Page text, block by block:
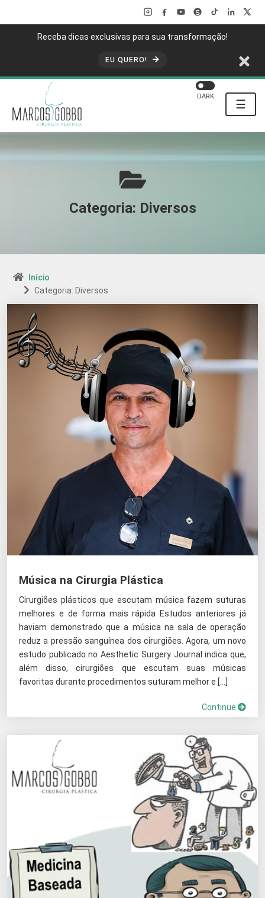
Receba dicas exclusivas para sua transformação!
EU QUERO!
☰
DARK
Categoria: Diversos
Início
Categoria: Diversos
Música na Cirurgia Plástica
Cirurgiões plásticos que escutam música fazem suturas
melhores e de forma mais rápida Estudos anteriores já
haviam demonstrado que a música na sala de operação
reduz a pressão sanguínea dos cirurgiões. Agora, um novo
estudo publicado no Aesthetic Surgery Journal indica que,
além disso, cirurgiões que escutam suas músicas
favoritas durante procedimentos suturam melhor e […]
Continue